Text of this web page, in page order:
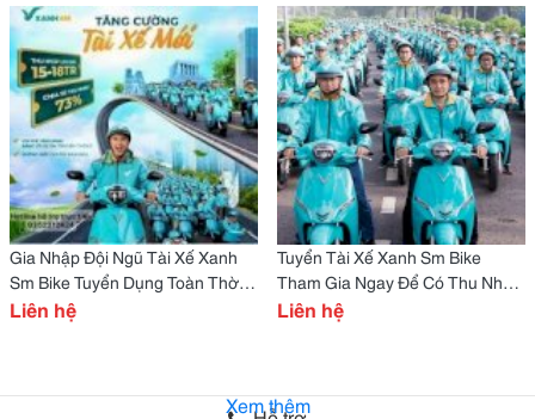
Gia Nhập Đội Ngũ Tài Xế Xanh
Sm Bike Tuyển Dụng Toàn Thời
Gian & Bán Thời Gian, Lương
Liên hệ
Tuyển Tài Xế Xanh Sm Bike
Tham Gia Ngay Để Có Thu Nhập
Bền Vững Và Cơ Hội Phát Triển
Liên hệ
Xem thêm